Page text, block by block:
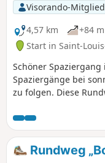
Visorando-Mitglied
4,57 km
+84 m
Start in Saint-
Schöner
Spaziergänge bei
zu folgen. Diese
Sonntagsausflug mit
haben die Strecke
Stunde und 15
zurückgelegt.
Rundweg